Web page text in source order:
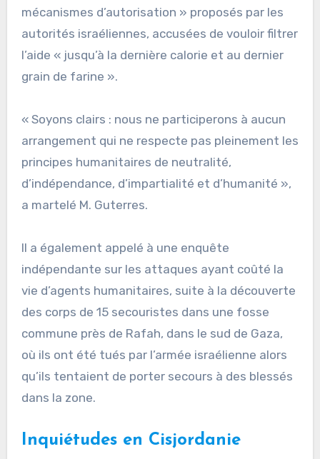
mécanismes d’autorisation » proposés par les
autorités israéliennes, accusées de vouloir filtrer
l’aide « jusqu’à la dernière calorie et au dernier
grain de farine ».
« Soyons clairs : nous ne participerons à aucun
arrangement qui ne respecte pas pleinement les
principes humanitaires de neutralité,
d’indépendance, d’impartialité et d’humanité »,
a martelé M. Guterres.
Il a également appelé à une enquête
indépendante sur les attaques ayant coûté la
vie d’agents humanitaires, suite à la découverte
des corps de 15 secouristes dans une fosse
commune près de Rafah, dans le sud de Gaza,
où ils ont été tués par l’armée israélienne alors
qu’ils tentaient de porter secours à des blessés
dans la zone.
Inquiétudes en Cisjordanie